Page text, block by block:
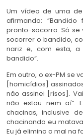
Um vídeo de uma de
afirmando:
pronto-socorro. Só
socorrer o bandido,
nariz e, com esta,
bandido”.
Em outro, o ex-PM se
[homicídios]
não assinei [risos].
não estou nem aí”.
chacinas, inclusive
chacinando eu
Eu já elimino o mal na